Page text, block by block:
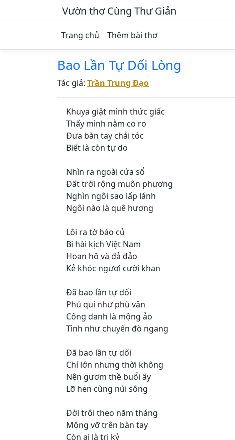
Vườn thơ Cùng Thư Giản
Trang chủ Thêm bài thơ
Bao Lần Tự Dối Lòng
Tác giả: Trần Trung Đạo
Khuya giật mình thức giấc
Thấy mình nằm co ro
Đưa bàn tay chải tóc
Biết là còn tự do
Nhìn ra ngoài cửa sổ
Đất trời rộng muôn phương
Nghìn ngôi sao lấp lánh
Ngôi nào là quê hương
Lôi ra tờ báo củ
Bi hài kịch Việt Nam
Hoan hô và đả đảo
Kẻ khóc ngươì cười khan
Đã bao lần tự dối
Phú quí như phù vân
Công danh là mộng ảo
Tình như chuyến đò ngang
Đã bao lần tự dối
Chí lớn nhưng thời không
Nên gươm thề buổi ấy
Lỡ hen cùng núi sông
Đời trôi theo năm tháng
Mộng vỡ trên bàn tay
Còn ai là tri kỷ